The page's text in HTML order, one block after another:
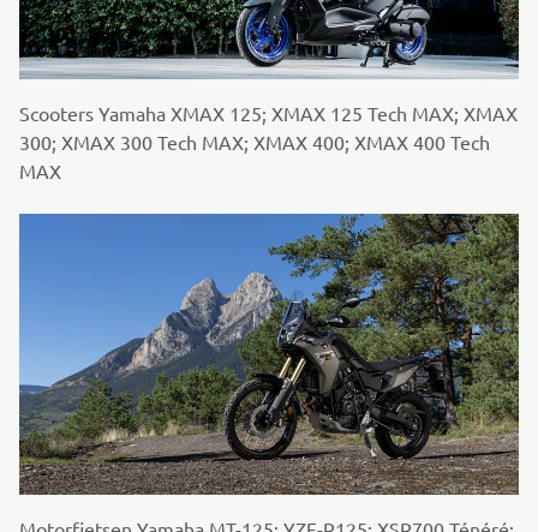
Scooters Yamaha XMAX 125; XMAX 125 Tech MAX; XMAX
300; XMAX 300 Tech MAX; XMAX 400; XMAX 400 Tech
MAX